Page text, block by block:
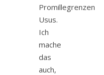
Promillegrenzen
Usus.
Ich
mache
das
auch,